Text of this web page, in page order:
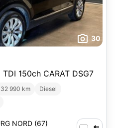
30
TDI 150ch CARAT DSG7
990 km
Diesel
NORD (67)